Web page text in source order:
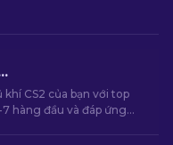
CS2 Cho Mọi Ngân Sách
CS2 của bạn với top
hàng đầu và đáp ứng